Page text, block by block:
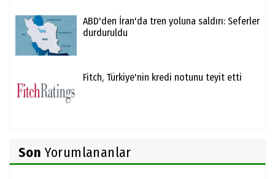
ABD'den İran'da tren yoluna saldırı: Seferler
durduruldu
Fitch, Türkiye'nin kredi notunu teyit etti
Son Yorumlananlar